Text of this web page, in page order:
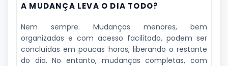
A MUDANÇA LEVA O DIA TODO?
Nem sempre. Mudanças menores, bem
organizadas e com acesso facilitado, podem ser
concluídas em poucas horas, liberando o restante
do dia. No entanto, mudanças completas, com